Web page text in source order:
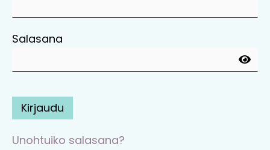
Salasana
Kirjaudu
Unohtuiko salasana?